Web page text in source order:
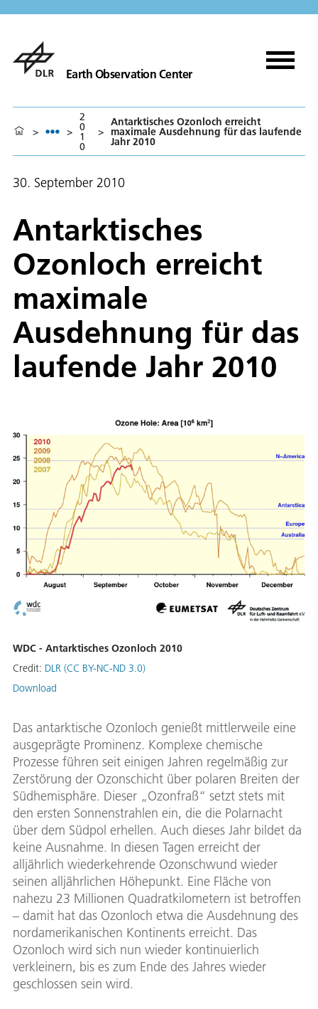
Earth Observation Center
> >
2
0
1
0
>
Antarktisches Ozonloch erreicht
maximale Ausdehnung für das laufende
Jahr 2010
30. September 2010
Antarktisches
Ozonloch erreicht
maximale
Ausdehnung für das
laufende Jahr 2010
WDC - Antarktisches Ozonloch 2010
Credit: DLR (CC BY-NC-ND 3.0)
Download
Das antarktische Ozonloch genießt mittlerweile eine
ausgeprägte Prominenz. Komplexe chemische
Prozesse führen seit einigen Jahren regelmäßig zur
Zerstörung der Ozonschicht über polaren Breiten der
Südhemisphäre. Dieser „Ozonfraß“ setzt stets mit
den ersten Sonnenstrahlen ein, die die Polarnacht
über dem Südpol erhellen. Auch dieses Jahr bildet da
keine Ausnahme. In diesen Tagen erreicht der
alljährlich wiederkehrende Ozonschwund wieder
seinen alljährlichen Höhepunkt. Eine Fläche von
nahezu 23 Millionen Quadratkilometern ist betroffen
– damit hat das Ozonloch etwa die Ausdehnung des
nordamerikanischen Kontinents erreicht. Das
Ozonloch wird sich nun wieder kontinuierlich
verkleinern, bis es zum Ende des Jahres wieder
geschlossen sein wird.